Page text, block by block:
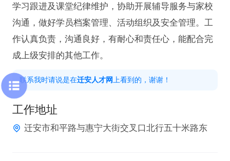
学习跟进及课堂纪律维护，协助开展辅导服务与家校
沟通，做好学员档案管理、活动组织及安全管理。工
作认真负责，沟通良好，有耐心和责任心，能配合完
成上级安排的其他工作。
联系我时请说是在迁安人才网 上看到的，谢谢！
工作地址
迁安市和平路与惠宁大街交叉口北行五十米路东